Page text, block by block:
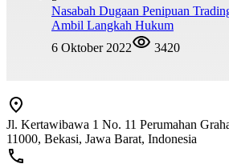
Nasabah Dugaan Penipuan
Ambil Langkah Hukum
6 Oktober 2022
3420
Jl. Kertawibawa 1 No. 11 Perumahan
11000, Bekasi, Jawa Barat, Indonesia